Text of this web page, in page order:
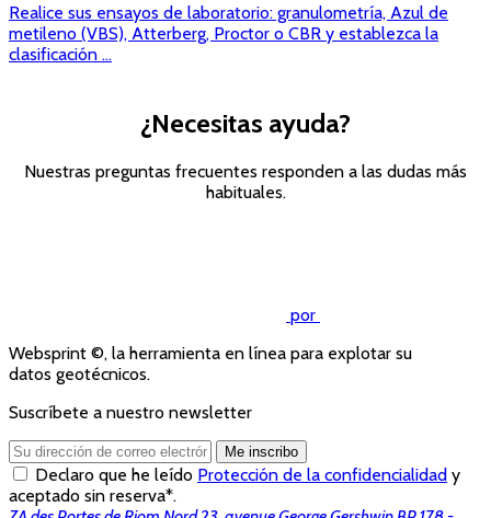
Realice sus ensayos de laboratorio: granulometría, Azul de
metileno (VBS), Atterberg, Proctor o CBR y establezca la
clasificación ...
¿Necesitas ayuda?
Nuestras preguntas frecuentes responden a las dudas más
habituales.
por
Websprint ©, la herramienta en línea para explotar su
datos geotécnicos.
Suscríbete a nuestro newsletter
Me inscribo
Declaro que he leído Protección de la confidencialidad y
aceptado sin reserva*.